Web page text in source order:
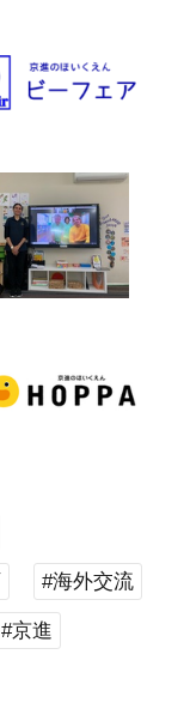
#海外交流
#京進